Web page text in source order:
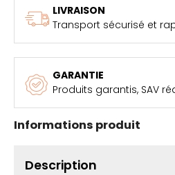
LIVRAISON
Transport sécurisé et
GARANTIE
Produits garantis, SAV
Informations produit
Description